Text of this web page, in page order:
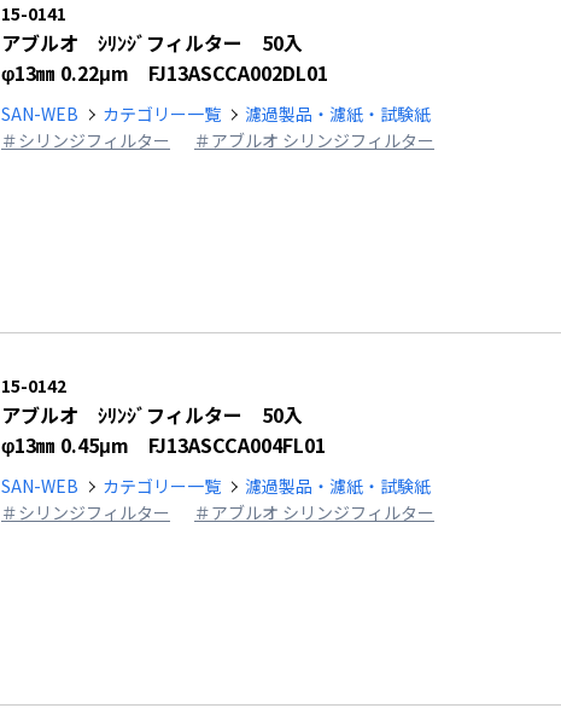
15-0141
アブルオ ｼﾘﾝｼﾞフィルター 50入
φ13㎜ 0.22μm FJ13ASCCA002DL01
SAN-WEB カテゴリー一覧
濾過製品・濾紙・試験紙
＃シリンジフィルター
＃アブルオ シリンジフィルター
15-0142
アブルオ ｼﾘﾝｼﾞフィルター 50入
φ13㎜ 0.45μm FJ13ASCCA004FL01
SAN-WEB カテゴリー一覧
濾過製品・濾紙・試験紙
＃シリンジフィルター
＃アブルオ シリンジフィルター